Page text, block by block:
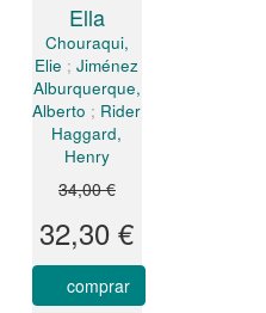
Ella
Chouraqui,
Elie ;Jiménez
Alburquerque,
Alberto ; Rider
Haggard,
Henry
34,00 €
32,30 €
comprar